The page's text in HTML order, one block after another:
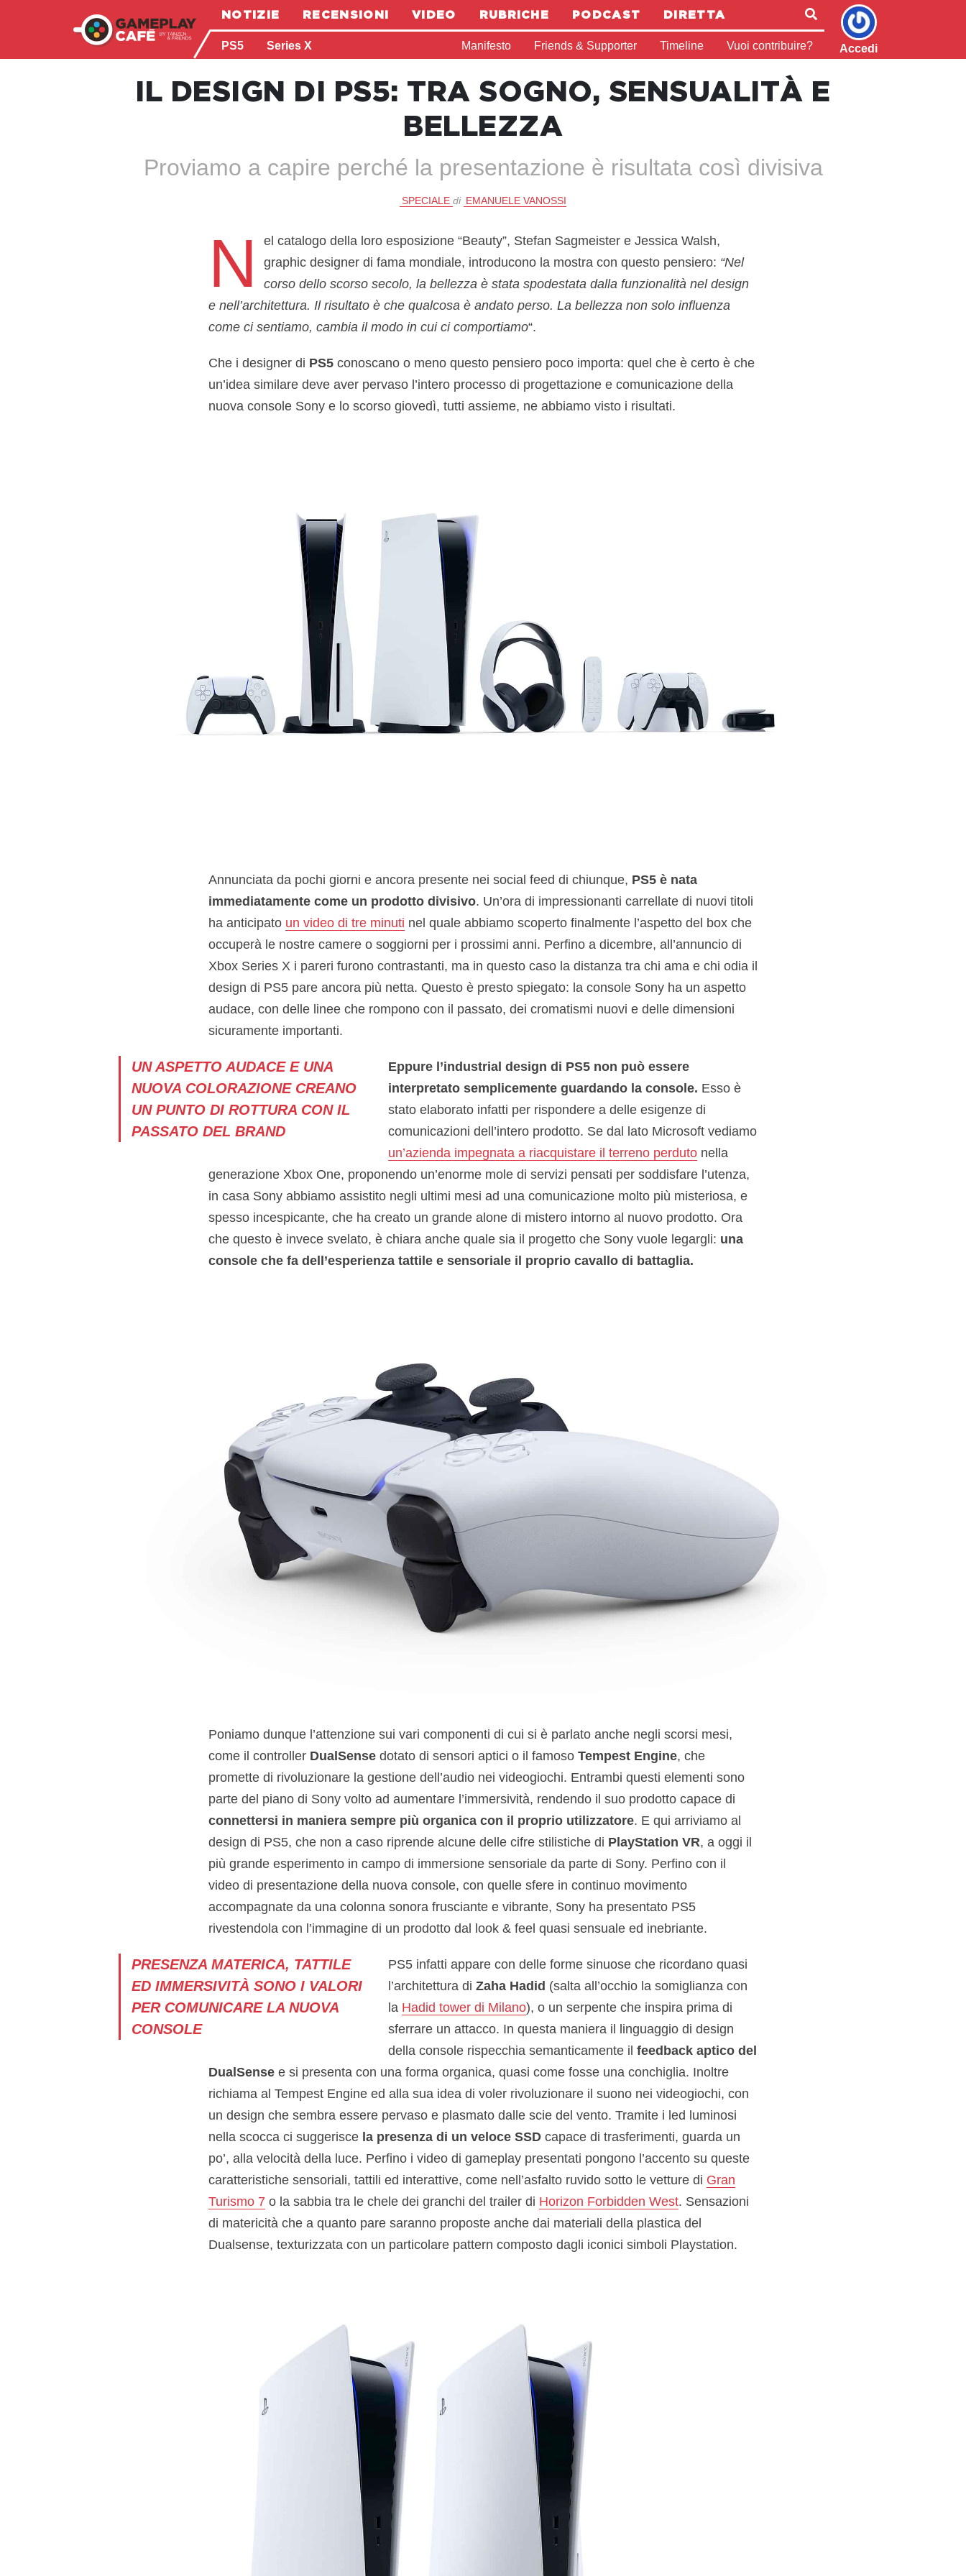
NOTIZIE RECENSIONI VIDEO RUBRICHE PODCAST DIRETTA
PS5 Series X Manifesto Friends & Supporter Timeline Vuoi contribuire? Accedi
IL DESIGN DI PS5: TRA SOGNO, SENSUALITÀ E
BELLEZZA
Proviamo a capire perché la presentazione è risultata così divisiva
SPECIALE di EMANUELE VANOSSI
N
el catalogo della loro esposizione “Beauty”, Stefan Sagmeister e Jessica Walsh,
graphic designer di fama mondiale, introducono la mostra con questo pensiero: “Nel
corso dello scorso secolo, la bellezza è stata spodestata dalla funzionalità nel design
e nell’architettura. Il risultato è che qualcosa è andato perso. La bellezza non solo influenza
come ci sentiamo, cambia il modo in cui ci comportiamo“.
Che i designer di PS5conoscano o meno questo pensiero poco importa: quel che è certo è che
un’idea similare deve aver pervaso l’intero processo di progettazione e comunicazione della
nuova console Sony e lo scorso giovedì, tutti assieme, ne abbiamo visto i risultati.
Annunciata da pochi giorni e ancora presente nei social feed di chiunque, PS5 è nata
immediatamente come un prodotto divisivo. Un’ora di impressionanti carrellate di nuovi titoli
ha anticipato un video di tre minuti nel quale abbiamo scoperto finalmente l’aspetto del box che
occuperà le nostre camere o soggiorni per i prossimi anni. Perfino a dicembre, all’annuncio di
Xbox Series X i pareri furono contrastanti, ma in questo caso la distanza tra chi ama e chi odia il
design di PS5 pare ancora più netta. Questo è presto spiegato: la console Sony ha un aspetto
audace, con delle linee che rompono con il passato, dei cromatismi nuovi e delle dimensioni
sicuramente importanti.
UN ASPETTO AUDACE E UNA
NUOVA COLORAZIONE CREANO
UN PUNTO DI ROTTURA CON IL
PASSATO DEL BRAND
Eppure l’industrial design di PS5 non può essere
interpretato semplicemente guardando la console. Esso è
stato elaborato infatti per rispondere a delle esigenze di
comunicazioni dell’intero prodotto. Se dal lato Microsoft vediamo
un’azienda impegnata a riacquistare il terreno perdutonella
generazione Xbox One, proponendo un’enorme mole di servizi pensati per soddisfare l’utenza,
in casa Sony abbiamo assistito negli ultimi mesi ad una comunicazione molto più misteriosa, e
spesso incespicante, che ha creato un grande alone di mistero intorno al nuovo prodotto. Ora
che questo è invece svelato, è chiara anche quale sia il progetto che Sony vuole legargli: una
console che fa dell’esperienza tattile e sensoriale il proprio cavallo di battaglia.
Poniamo dunque l’attenzione sui vari componenti di cui si è parlato anche negli scorsi mesi,
come il controller DualSensedotato di sensori aptici o il famoso Tempest Engine, che
promette di rivoluzionare la gestione dell’audio nei videogiochi. Entrambi questi elementi sono
parte del piano di Sony volto ad aumentare l’immersività, rendendo il suo prodotto capace di
connettersi in maniera sempre più organica con il proprio utilizzatore. E qui arriviamo al
design di PS5, che non a caso riprende alcune delle cifre stilistiche di PlayStation VR, a oggi il
più grande esperimento in campo di immersione sensoriale da parte di Sony. Perfino con il
video di presentazione della nuova console, con quelle sfere in continuo movimento
accompagnate da una colonna sonora frusciante e vibrante, Sony ha presentato PS5
rivestendola con l’immagine di un prodotto dal look & feel quasi sensuale ed inebriante.
PRESENZA MATERICA, TATTILE
ED IMMERSIVITÀ SONO I VALORI
PER COMUNICARE LA NUOVA
CONSOLE
PS5 infatti appare con delle forme sinuose che ricordano quasi
l’architettura di Zaha Hadid (salta all’occhio la somiglianza con
la Hadid tower di Milano), o un serpente che inspira prima di
sferrare un attacco. In questa maniera il linguaggio di design
della console rispecchia semanticamente il feedback aptico del
DualSense e si presenta con una forma organica, quasi come fosse una conchiglia. Inoltre
richiama al Tempest Engine ed alla sua idea di voler rivoluzionare il suono nei videogiochi, con
un design che sembra essere pervaso e plasmato dalle scie del vento. Tramite i led luminosi
nella scocca ci suggerisce la presenza di un veloce SSDcapace di trasferimenti, guarda un
po’, alla velocità della luce. Perfino i video di gameplay presentati pongono l’accento su queste
caratteristiche sensoriali, tattili ed interattive, come nell’asfalto ruvido sotto le vetture di Gran
Turismo 7 o la sabbia tra le chele dei granchi del trailer di Horizon Forbidden West. Sensazioni
di matericità che a quanto pare saranno proposte anche dai materiali della plastica del
Dualsense, texturizzata con un particolare pattern composto dagli iconici simboli Playstation.